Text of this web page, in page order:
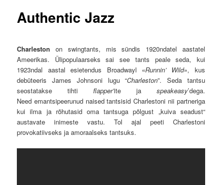
Authentic Jazz
Charleston on swingtants, mis sündis 1920ndatel aastatel
Ameerikas. Ülipopulaarseks sai see tants peale seda, kui
1923ndal aastal esietendus Broadwayl «Runnin’ Wild», kus
debüteeris James Johnsoni lugu “Charleston”. Seda tantsu
seostatakse tihti flapper’ite ja speakeasy’dega.
Need emantsipeerunud naised tantsisid Charlestoni nii partneriga
kui ilma ja rõhutasid oma tantsuga põlgust „kuiva seadust“
austavate inimeste vastu. Tol ajal peeti Charlestoni
provokatiivseks ja amoraalseks tantsuks.